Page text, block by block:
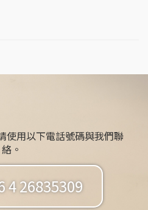
使用以下電話號碼與我們聯
絡。
4 26835309